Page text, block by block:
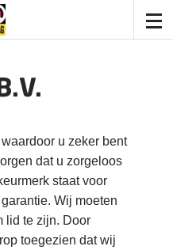
u zeker bent
dat u zorgeloos
staat voor
Wij moeten
lid te zijn. Door
toegezien dat wij